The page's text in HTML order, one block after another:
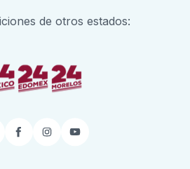
de otros estados:
Facebook
InstagramYouTube